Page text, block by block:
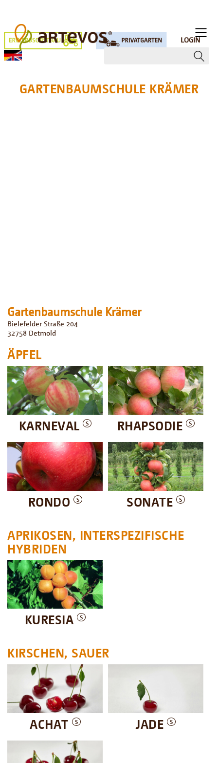
LOGIN
GARTENBAUMSCHULE KRÄMER
Gartenbaumschule Krämer
Bielefelder Straße 204
32758 Detmold
ÄPFEL
KARNEVAL S RHAPSODIE S
RONDO S SONATE S
APRIKOSEN, INTERSPEZIFISCHE
HYBRIDEN
KURESIA S
KIRSCHEN, SAUER
ACHAT S JADE S